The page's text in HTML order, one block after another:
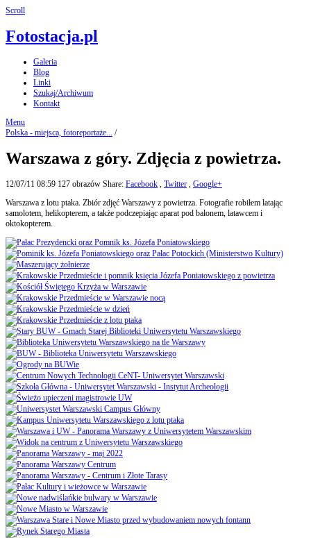
Scroll
Fotostacja.pl
Galeria
Blog
Linki
Szukaj/Archiwum
Kontakt
Menu
Polska - miejsca, fotoreportaże... /
Warszawa z góry. Zdjęcia z powietrza.
12/07/11 08:59 127 obrazów Share: Facebook , Twitter , Google+
Warszawa z lotu ptaka. Zbiór zdjęć Warszawy z powietrza. Fotografie robiłem latając
samolotem, helikopterem, a także podczepiając aparat pod balonem, latawcem i
oktokopterem.